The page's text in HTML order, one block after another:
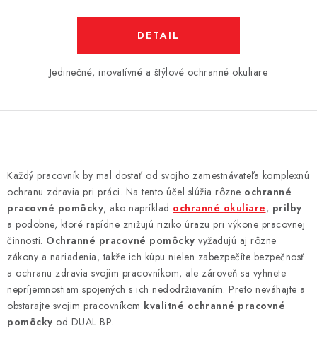
DETAIL
Jedinečné, inovatívné a štýlové ochranné okuliare
v
l
á
d
a
c
i
e
p
Každý pracovník by mal dostať od svojho zamestnávateľa komplexnú
ochranu zdravia pri práci. Na tento účel slúžia rôzne ochranné
pracovné pomôcky, ako napríklad ochranné okuliare, prilby
a podobne, ktoré rapídne znižujú riziko úrazu pri výkone pracovnej
činnosti. Ochranné pracovné pomôcky vyžadujú aj rôzne
zákony a nariadenia, takže ich kúpu nielen zabezpečíte bezpečnosť
a ochranu zdravia svojim pracovníkom, ale zároveň sa vyhnete
nepríjemnostiam spojených s ich nedodržiavaním. Preto neváhajte a
obstarajte svojim pracovníkom kvalitné ochranné pracovné
pomôcky od DUAL BP.